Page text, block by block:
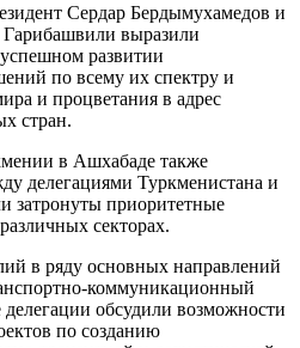
Сердар Бердымухамедов и
выразили
развитии
по всему их спектру и
и процветания в адрес
стран.
в Ашхабаде также
делегациями Туркменистана и
затронуты приоритетные
секторах.
в ряду основных направлений
коммуникационный
обсудили возможности
по созданию